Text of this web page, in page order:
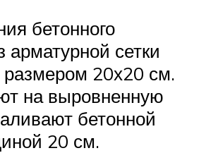
бетонного
арматурной сетки
размером 20х20 см.
на выровненную
бетонной
20 см.